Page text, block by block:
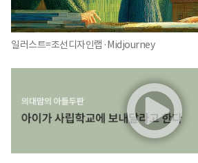
일러스트=조선디자인랩·Midjourney